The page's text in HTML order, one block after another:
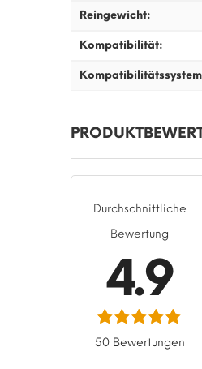
Reingewicht:
Kompatibilität:
Durchschnittliche
Bewertung
4.9
50 Bewertungen